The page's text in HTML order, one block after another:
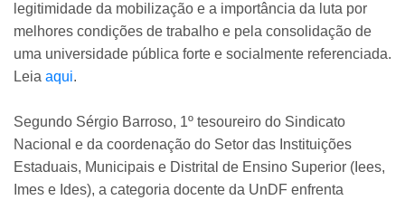
legitimidade da mobilização e a importância da luta por
melhores condições de trabalho e pela consolidação de
uma universidade pública forte e socialmente referenciada.
Leia aqui.
Segundo Sérgio Barroso, 1º tesoureiro do Sindicato
Nacional e da coordenação do Setor das Instituições
Estaduais, Municipais e Distrital de Ensino Superior (Iees,
Imes e Ides), a categoria docente da UnDF enfrenta